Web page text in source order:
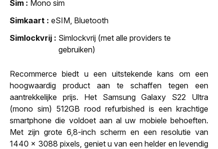
Sim
Mono sim
Simkaart
eSIM, Bluetooth
Simlockvrij
Simlockvrij (met alle providers te
gebruiken)
Recommerce biedt u een uitstekende kans om een
hoogwaardig product aan te schaffen tegen een
aantrekkelijke prijs. Het Samsung Galaxy S22 Ultra
(mono sim) 512GB rood refurbished is een krachtige
smartphone die voldoet aan al uw mobiele behoeften.
Met zijn grote 6,8-inch scherm en een resolutie van
1440 x 3088 pixels, geniet u van een helder en levendig